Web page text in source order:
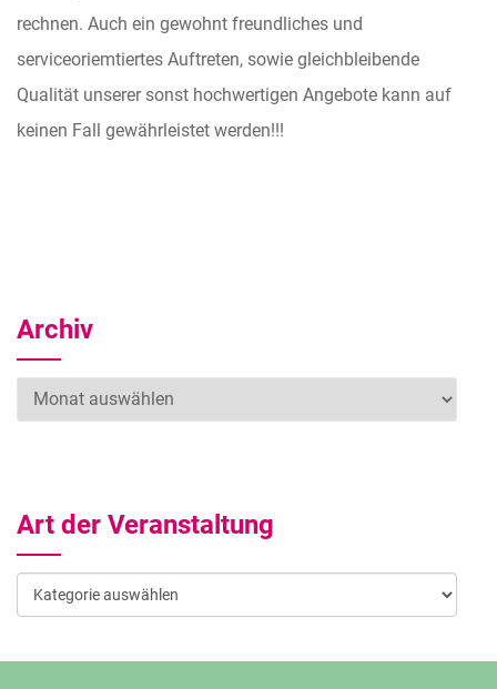
rechnen. Auch ein gewohnt freundliches und
serviceoriemtiertes Auftreten, sowie gleichbleibende
Qualität unserer sonst hochwertigen Angebote kann auf
keinen Fall gewährleistet werden!!!
Archiv
Archiv
Art der Veranstaltung
Art
der
Veranstaltung